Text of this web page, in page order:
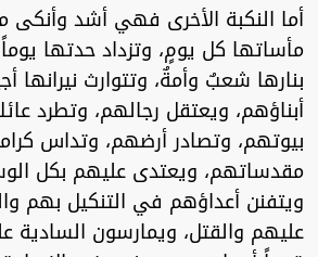
أما النكبة الأخرى فهي أشد وأنكى
مأساتها كل يومٍ، وتزداد حدتها
بنارها شعبٌ وأمةٌ، وتتوارث نيرانها
أبناؤهم، ويعتقل رجالهم، وتطرد
بيوتهم، وتصادر أرضهم، وتداس
مقدساتهم، ويعتدى عليهم بكل
ويتفنن أعداؤهم في التنكيل بهم
عليهم والقتل، ويمارسون السادية